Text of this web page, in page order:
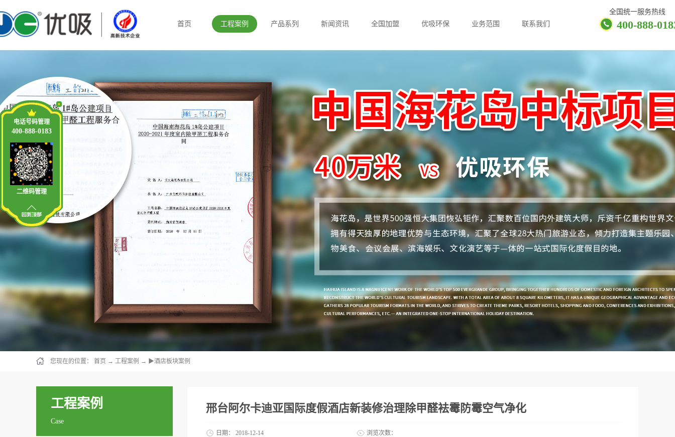
全国统一服务热线
400-888-
首页 工程案例 产品系列 新闻资讯 全国加盟 优吸环保 业务范围 联系我们
您现在的位置： 首页 → 工程案例 → ▶酒店板块案例
工程案例
Case
邢台阿尔卡迪亚国际度假酒店新装修治理除甲醛袪霉防霉空气净化
日期： 2018-12-14 浏览次数：
电话号码管理
400-888-0183
二维码管理